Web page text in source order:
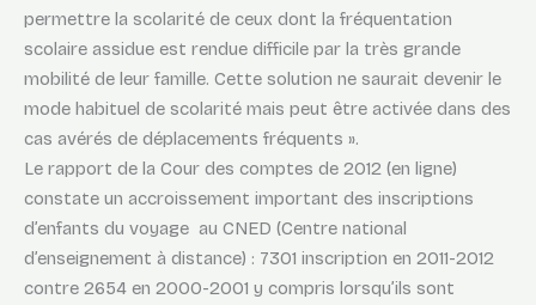
permettre la scolarité de ceux dont la fréquentation
scolaire assidue est rendue difficile par la très grande
mobilité de leur famille. Cette solution ne saurait devenir le
mode habituel de scolarité mais peut être activée dans des
cas avérés de déplacements fréquents ».
Le rapport de la Cour des comptes de 2012 (en ligne)
constate un accroissement important des inscriptions
d’enfants du voyage au CNED (Centre national
d’enseignement à distance) : 7301 inscription en 2011-2012
contre 2654 en 2000-2001 y compris lorsqu’ils sont